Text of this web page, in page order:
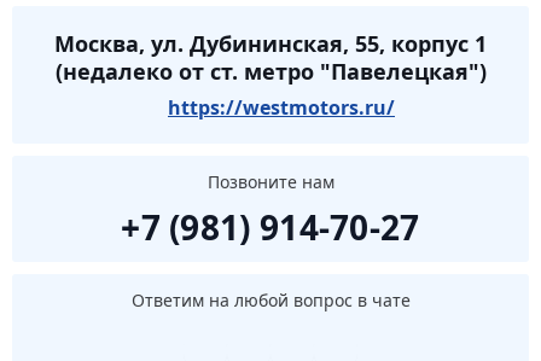
Москва, ул. Дубининская, 55, корпус 1
(недалеко от ст. метро "Павелецкая")
https://westmotors.ru/
Позвоните нам
+7 (981) 914-70-27
Ответим на любой вопрос в чате